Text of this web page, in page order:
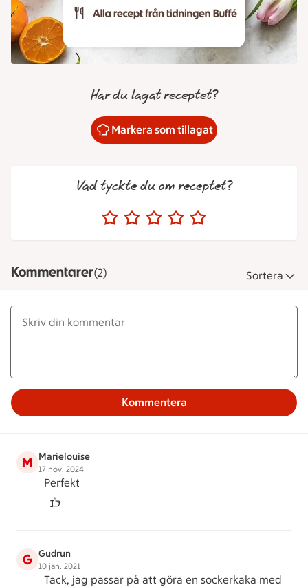
Har du lagat receptet?
Markera som tillagat
Vad tyckte du om receptet?
Kommentarer(2) Sortera
Kommentera
M Marielouise
17 nov. 2024
Perfekt
G Gudrun
10 jan. 2021
Tack, jag passar på att göra en sockerkaka med